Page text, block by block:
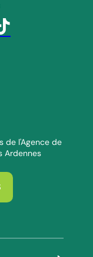
Youtube
sur Twitter
nous sur Linkedin
nous sur Tiktok
de l'Agence de
Ardennes